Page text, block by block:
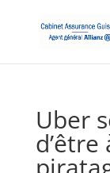
Uber
d’être